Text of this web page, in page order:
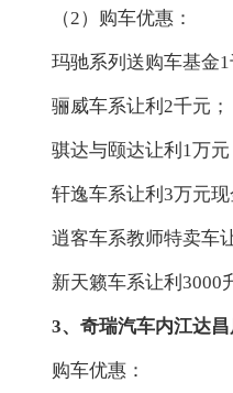
（2）购车优惠：
玛驰系列送购车基金1
骊威车系让利2千元；
骐达与颐达让利1万元
轩逸车系让利3万元现
逍客车系教师特卖车
新天籁车系让利3000
3、奇瑞汽车内江达
购车优惠：